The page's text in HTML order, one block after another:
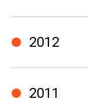
2012
2011